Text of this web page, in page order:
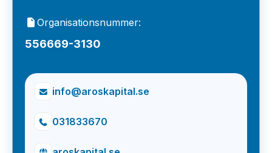
Organisationsnummer:
556669-3130
info@aroskapital.se
031833670